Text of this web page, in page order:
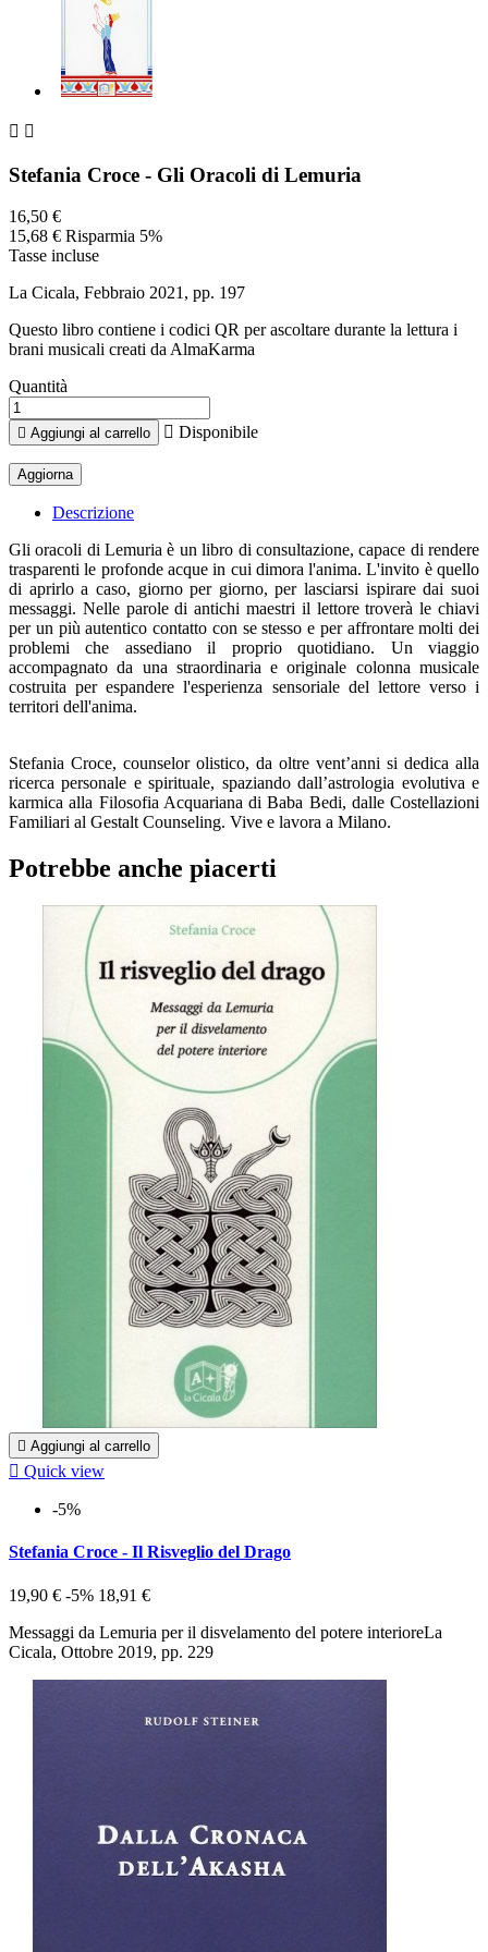
 
Stefania Croce - Gli Oracoli di Lemuria
16,50 €
15,68 € Risparmia 5%
Tasse incluse
La Cicala, Febbraio 2021, pp. 197
Questo libro contiene i codici QR per ascoltare durante la lettura i
brani musicali creati da AlmaKarma
Quantità
 Aggiungi al carrello  Disponibile
Descrizione
Gli oracoli di Lemuria è un libro di consultazione, capace di rendere
trasparenti le profonde acque in cui dimora l'anima. L'invito è quello
di aprirlo a caso, giorno per giorno, per lasciarsi ispirare dai suoi
messaggi. Nelle parole di antichi maestri il lettore troverà le chiavi
per un più autentico contatto con se stesso e per affrontare molti dei
problemi che assediano il proprio quotidiano. Un viaggio
accompagnato da una straordinaria e originale colonna musicale
costruita per espandere l'esperienza sensoriale del lettore verso i
territori dell'anima.
Stefania Croce, counselor olistico, da oltre vent’anni si dedica alla
ricerca personale e spirituale, spaziando dall’astrologia evolutiva e
karmica alla Filosofia Acquariana di Baba Bedi, dalle Costellazioni
Familiari al Gestalt Counseling. Vive e lavora a Milano.
Potrebbe anche piacerti
 Aggiungi al carrello
 Quick view
-5%
Stefania Croce - Il Risveglio del Drago
19,90 € -5% 18,91 €
Messaggi da Lemuria per il disvelamento del potere interioreLa
Cicala, Ottobre 2019, pp. 229